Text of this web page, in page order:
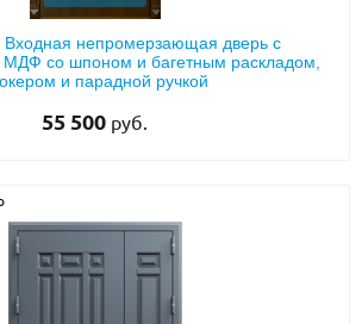
Входная непромерзающая дверь с
со шпоном и багетным раскладом,
и парадной ручкой
55 500 руб.